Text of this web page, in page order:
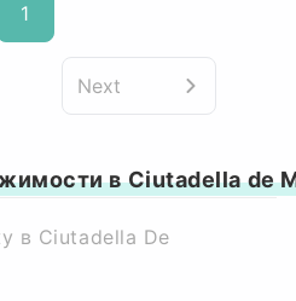
1
Next
в Ciutadella de
в Ciutadella De